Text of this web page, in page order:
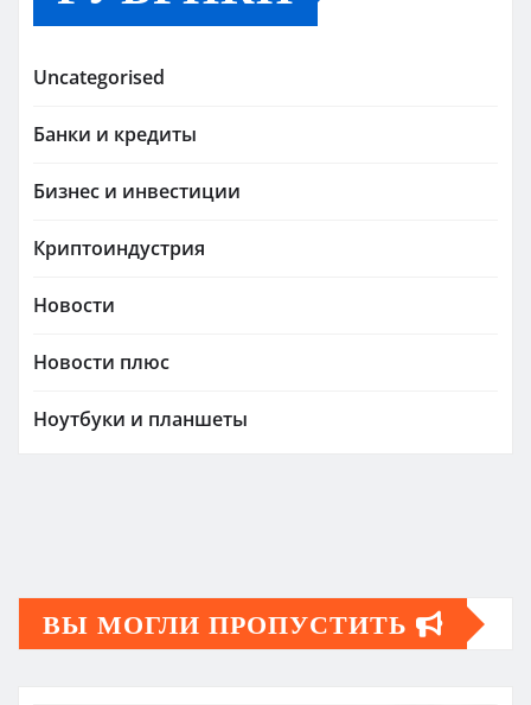
Uncategorised
Банки и кредиты
Бизнес и инвестиции
Криптоиндустрия
Новости
Новости плюс
Ноутбуки и планшеты
ВЫ МОГЛИ ПРОПУСТИТЬ